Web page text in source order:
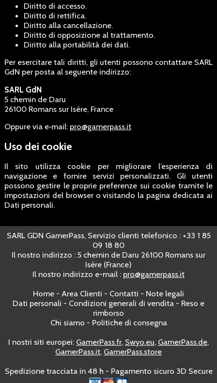
Diritto di accesso.
Diritto di rettifica.
Diritto alla cancellazione.
Diritto di opposizione al trattamento.
Diritto alla portabilità dei dati.
Per esercitare tali diritti, gli utenti possono contattare SARL
GdN per posta al seguente indirizzo:
SARL GdN
5 chemin de Daru
26100 Romans sur Isère, France
Oppure via e‑mail: pro@gamerpass.it
Uso dei cookie
Il sito utilizza cookie per migliorare l’esperienza di
navigazione e fornire servizi personalizzati. Gli utenti
possono gestire le proprie preferenze sui cookie tramite le
impostazioni del browser o visitando la pagina dedicata ai
Dati personali.
SARL GDN GamerPass, Servizio clienti telefonico : +33 1 85
09 18 80
Il nostro indirizzo : 5 chemin de Daru 26100 Romans sur
Isère (France)
Il nostro indirizzo e-mail : pro@gamerpass.it
Home - Area Clienti - Contatti - Note legali
Dati personali - Condizioni generali di vendita - Reso e
rimborso
Chi siamo - Politiche di consegna
I nostri siti europei: GamerPass.fr, Swyo.eu, GamerPass.de,
GamerPass.it, GamerPass.store
Spedizione tracciata in 48 h - Pagamento sicuro 3D Secure